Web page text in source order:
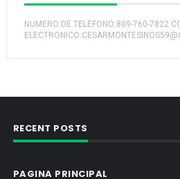
NUMERO DE TELEFONO:809-760-7822
RECENT POSTS
PAGINA PRINCIPAL